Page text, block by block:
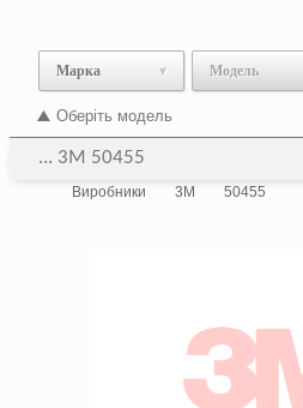
Марка Модель
Оберіть модель
... 3M 50455
Виробники 3M 50455